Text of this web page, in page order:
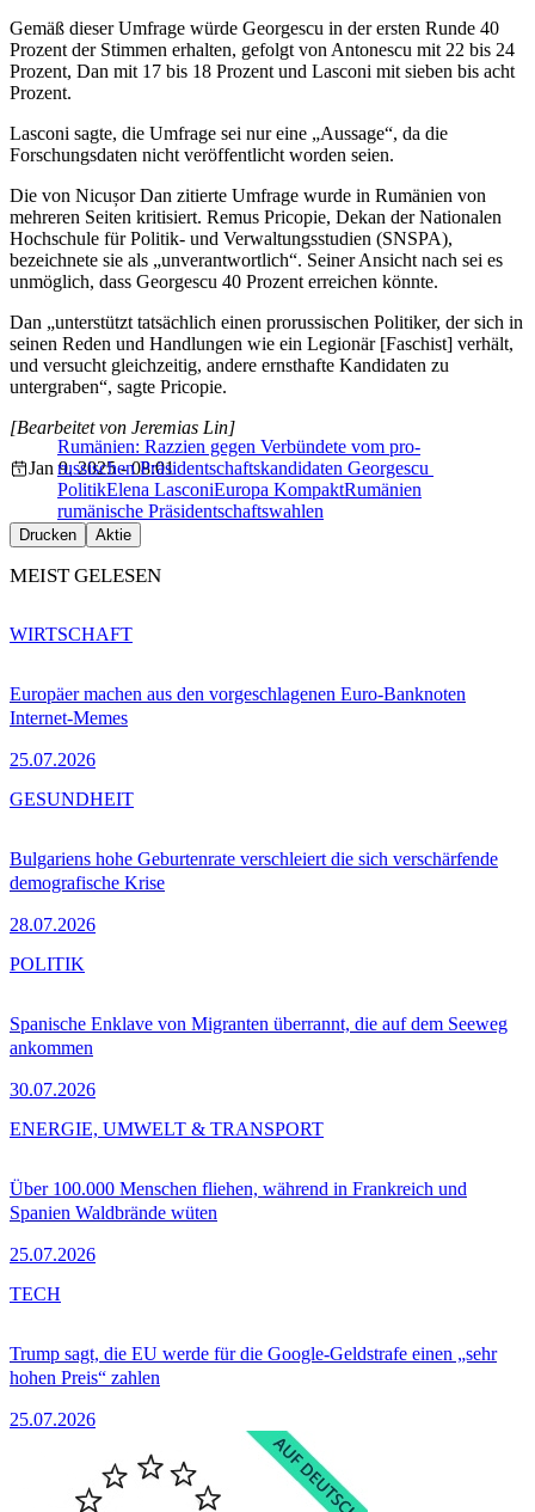
Gemäß dieser Umfrage würde Georgescu in der ersten Runde 40
Prozent der Stimmen erhalten, gefolgt von Antonescu mit 22 bis 24
Prozent, Dan mit 17 bis 18 Prozent und Lasconi mit sieben bis acht
Prozent.
Lasconi sagte, die Umfrage sei nur eine „Aussage“, da die
Forschungsdaten nicht veröffentlicht worden seien.
Die von Nicușor Dan zitierte Umfrage wurde in Rumänien von
mehreren Seiten kritisiert. Remus Pricopie, Dekan der Nationalen
Hochschule für Politik- und Verwaltungsstudien (SNSPA),
bezeichnete sie als „unverantwortlich“. Seiner Ansicht nach sei es
unmöglich, dass Georgescu 40 Prozent erreichen könnte.
Dan „unterstützt tatsächlich einen prorussischen Politiker, der sich in
seinen Reden und Handlungen wie ein Legionär [Faschist] verhält,
und versucht gleichzeitig, andere ernsthafte Kandidaten zu
untergraben“, sagte Pricopie.
Rumänien: Razzien gegen Verbündete vom pro-
russischen Präsidentschaftskandidaten Georgescu
[Bearbeitet von Jeremias Lin]
Jan 9, 2025 - 08:01
PolitikElena LasconiEuropa KompaktRumänien
rumänische Präsidentschaftswahlen
Drucken Aktie
MEIST GELESEN
Europäer machen aus den vorgeschlagenen Euro-Banknoten
Internet-Memes
25.07.2026
WIRTSCHAFT
Bulgariens hohe Geburtenrate verschleiert die sich verschärfende
demografische Krise
28.07.2026
GESUNDHEIT
Spanische Enklave von Migranten überrannt, die auf dem Seeweg
ankommen
30.07.2026
POLITIK
Über 100.000 Menschen fliehen, während in Frankreich und
Spanien Waldbrände wüten
25.07.2026
ENERGIE, UMWELT & TRANSPORT
Trump sagt, die EU werde für die Google-Geldstrafe einen „sehr
hohen Preis“ zahlen
25.07.2026
TECH